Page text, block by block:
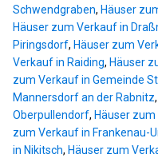
Schwendgraben, Häuser
Häuser zum Verkauf in
Piringsdorf, Häuser zum
Verkauf in Raiding, Häuser
zum Verkauf in Gemeinde
Mannersdorf an der Rabnitz,
Oberpullendorf, Häuser
zum Verkauf in Frankenau-
in Nikitsch, Häuser zum